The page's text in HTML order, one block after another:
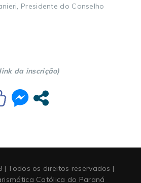
Presidente do Conselho
da inscrição)
| Todos os direitos reservados |
Católica do Paraná